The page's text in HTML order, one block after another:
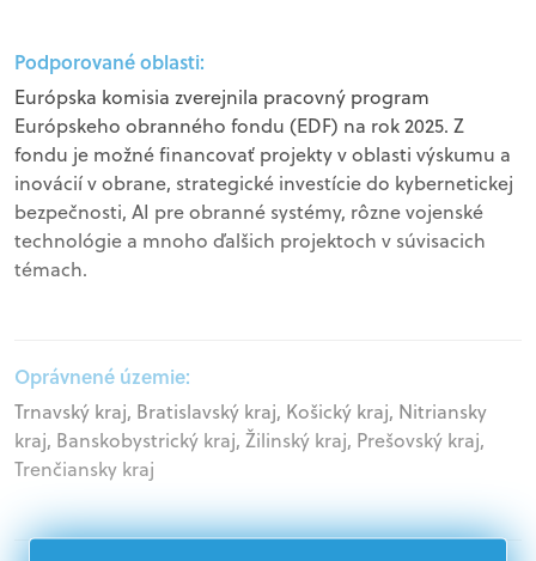
Podporované oblasti:
Európska komisia zverejnila pracovný program
Európskeho obranného fondu (EDF) na rok 2025. Z
fondu je možné financovať projekty v oblasti výskumu a
inovácií v obrane, strategické investície do kybernetickej
bezpečnosti, AI pre obranné systémy, rôzne vojenské
technológie a mnoho ďalšich projektoch v súvisacich
témach.
Oprávnené územie:
Trnavský kraj, Bratislavský kraj, Košický kraj, Nitriansky
kraj, Banskobystrický kraj, Žilinský kraj, Prešovský kraj,
Trenčiansky kraj